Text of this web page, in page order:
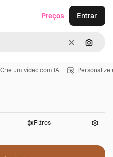
Limpar
Preços Entrar
Crie um vídeo com IA Personalize
Filtros